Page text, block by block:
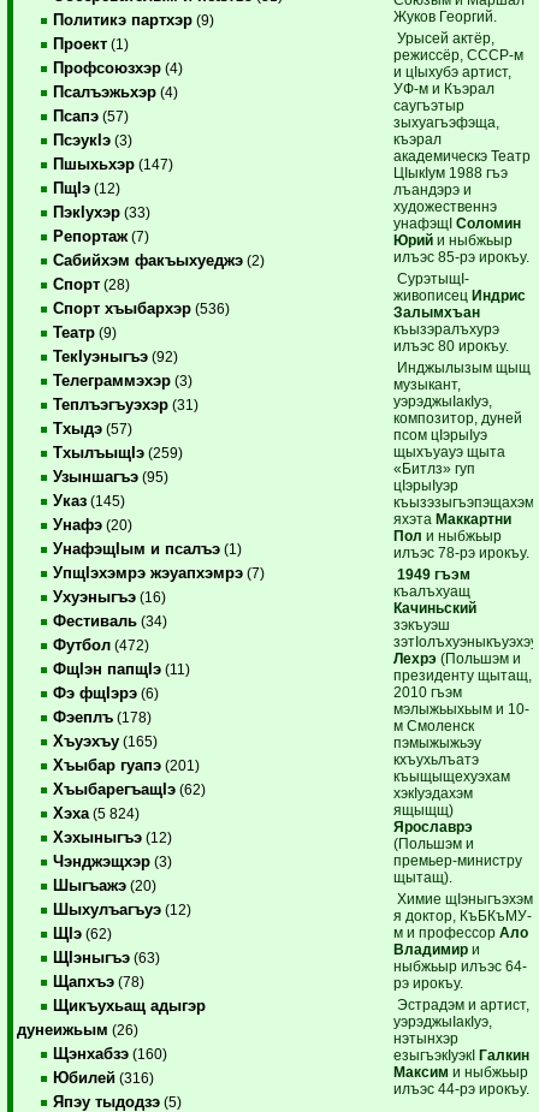
Политикэ партхэр (9)
Проект (1)
Профсоюзхэр (4)
Псалъэжьхэр (4)
Псапэ (57)
ПсэукIэ (3)
Пшыхьхэр (147)
ПщIэ (12)
ПэкIухэр (33)
Репортаж (7)
Сабийхэм факъыхуеджэ (2)
Спорт (28)
Спорт хъыбархэр (536)
Театр (9)
ТекIуэныгъэ (92)
Телеграммэхэр (3)
Теплъэгъуэхэр (31)
Тхыдэ (57)
ТхылъыщIэ (259)
Узыншагъэ (95)
Указ (145)
Унафэ (20)
УнафэщIым и псалъэ (1)
УпщIэхэмрэ жэуапхэмрэ (7)
Ухуэныгъэ (16)
Фестиваль (34)
Футбол (472)
ФщIэн папщIэ (11)
Фэ фщIэрэ (6)
Фэеплъ (178)
Хъуэхъу (165)
Хъыбар гуапэ (201)
ХъыбарегъащIэ (62)
Хэха (5 824)
Хэхыныгъэ (12)
Чэнджэщхэр (3)
Шыгъажэ (20)
Шыхулъагъуэ (12)
ЩIэ (62)
ЩIэныгъэ (63)
Щапхъэ (78)
Щикъухьащ адыгэр
дунеижьым (26)
Щэнхабзэ (160)
Юбилей (316)
Япэу тыдодзэ (5)
Жуков Георгий.
Урысей актёр,
режиссёр, СССР-м
и цIыхубэ артист,
УФ-м и Къэрал
саугъэтыр
зыхуагъэфэща,
къэрал
академическэ Театр
ЦIыкIум 1988 гъэ
лъандэрэ и
художественнэ
унафэщI Соломин
Юрий и ныбжьыр
илъэс 85-рэ ирокъу.
СурэтыщI-
живописец Индрис
Залымхъан
къызэралъхурэ
илъэс 80 ирокъу.
Инджылызым щыщ
музыкант,
уэрэджыIакIуэ,
композитор, дуней
псом цIэрыIуэ
щыхъуауэ щыта
«Битлз» гуп
цIэрыIуэр
къызэзыгъэпэщахэм
яхэта Маккартни
Пол и ныбжьыр
илъэс 78-рэ ирокъу.
1949 гъэм
къалъхуащ
Качиньский
зэкъуэш
зэтIолъхуэныкъуэхэу
Лехрэ (Польшэм и
президенту щытащ,
2010 гъэм
мэлыжьыхьым и 10-
м Смоленск
пэмыжыжьэу
кхъухьлъатэ
къыщыщехуэхам
хэкIуэдахэм
ящыщщ)
Ярославрэ
(Польшэм и
премьер-министру
щытащ).
Химие щIэныгъэхэм
я доктор, КъБКъМУ-
м и профессор Ало
Владимир и
ныбжьыр илъэс 64-
рэ ирокъу.
Эстрадэм и артист,
уэрэджыIакIуэ,
нэтынхэр
езыгъэкIуэкI Галкин
Максим и ныбжьыр
илъэс 44-рэ ирокъу.